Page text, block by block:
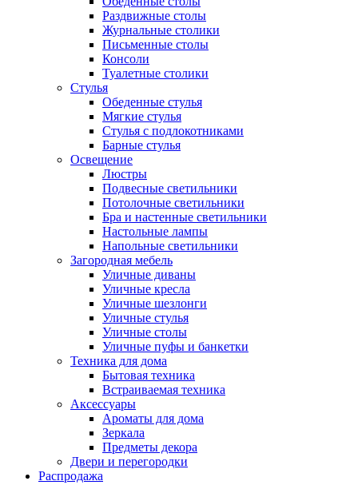
Раздвижные столы
Журнальные столики
Письменные столы
Консоли
Туалетные столики
Стулья
Обеденные стулья
Мягкие стулья
Стулья с подлокотниками
Барные стулья
Освещение
Люстры
Подвесные светильники
Потолочные светильники
Бра и настенные светильники
Настольные лампы
Напольные светильники
Загородная мебель
Уличные диваны
Уличные кресла
Уличные шезлонги
Уличные стулья
Уличные столы
Уличные пуфы и банкетки
Техника для дома
Бытовая техника
Встраиваемая техника
Аксессуары
Ароматы для дома
Зеркала
Предметы декора
Двери и перегородки
Распродажа